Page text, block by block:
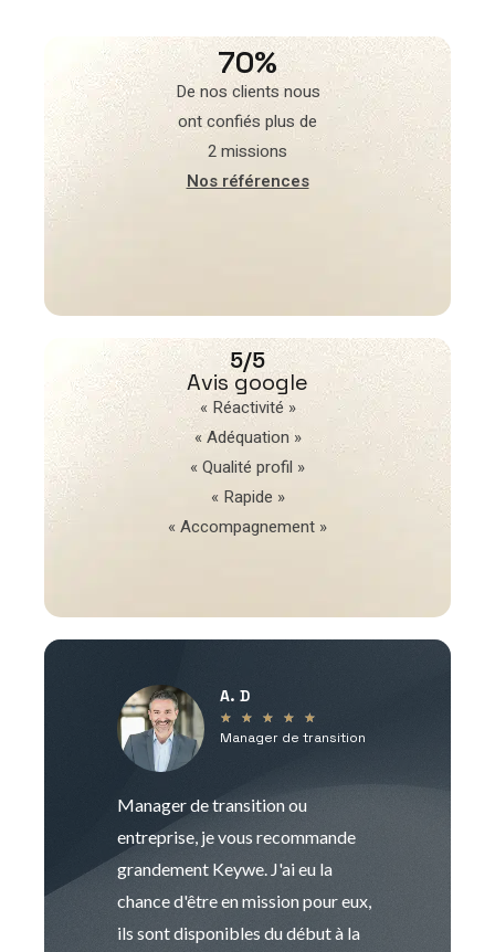
70%
De nos clients nous
ont confiés plus de
2 missions
Nos références
5/5
Avis google
« Réactivité »
« Adéquation »
« Qualité profil »
« Rapide »
« Accompagnement »
A. D
★ ★ ★ ★ ★
Manager de transition
Manager de transition ou
entreprise, je vous recommande
grandement Keywe. J'ai eu la
chance d'être en mission pour eux,
ils sont disponibles du début à la